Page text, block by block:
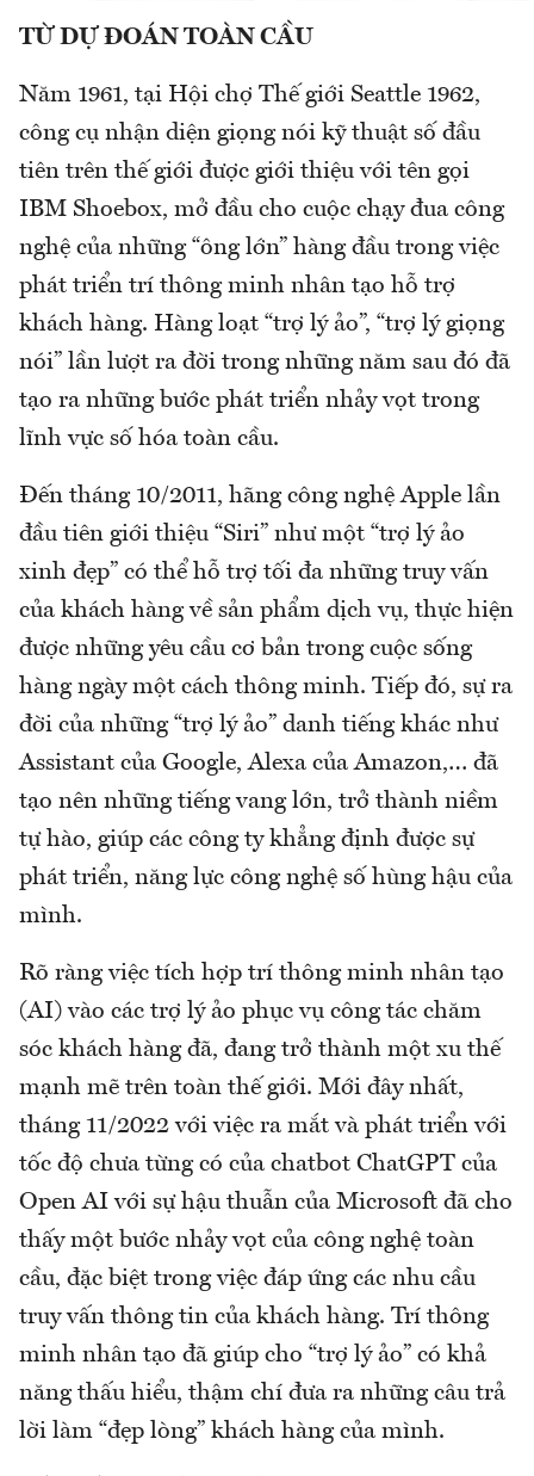
TỪ DỰ ĐOÁN TOÀN CẦU
Năm 1961, tại Hội chợ Thế giới Seattle 1962,
công cụ nhận diện giọng nói kỹ thuật số đầu
tiên trên thế giới được giới thiệu với tên gọi
IBM Shoebox, mở đầu cho cuộc chạy đua công
nghệ của những “ông lớn” hàng đầu trong việc
phát triển trí thông minh nhân tạo hỗ trợ
khách hàng. Hàng loạt “trợ lý ảo”, “trợ lý giọng
nói” lần lượt ra đời trong những năm sau đó đã
tạo ra những bước phát triển nhảy vọt trong
lĩnh vực số hóa toàn cầu.
Đến tháng 10/2011, hãng công nghệ Apple lần
đầu tiên giới thiệu “Siri” như một “trợ lý ảo
xinh đẹp” có thể hỗ trợ tối đa những truy vấn
của khách hàng về sản phẩm dịch vụ, thực hiện
được những yêu cầu cơ bản trong cuộc sống
hàng ngày một cách thông minh. Tiếp đó, sự ra
đời của những “trợ lý ảo” danh tiếng khác như
Assistant của Google, Alexa của Amazon,… đã
tạo nên những tiếng vang lớn, trở thành niềm
tự hào, giúp các công ty khẳng định được sự
phát triển, năng lực công nghệ số hùng hậu của
mình.
Rõ ràng việc tích hợp trí thông minh nhân tạo
(AI) vào các trợ lý ảo phục vụ công tác chăm
sóc khách hàng đã, đang trở thành một xu thế
mạnh mẽ trên toàn thế giới. Mới đây nhất,
tháng 11/2022 với việc ra mắt và phát triển với
tốc độ chưa từng có của chatbot ChatGPT của
Open AI với sự hậu thuẫn của Microsoft đã cho
thấy một bước nhảy vọt của công nghệ toàn
cầu, đặc biệt trong việc đáp ứng các nhu cầu
truy vấn thông tin của khách hàng. Trí thông
minh nhân tạo đã giúp cho “trợ lý ảo” có khả
năng thấu hiểu, thậm chí đưa ra những câu trả
lời làm “đẹp lòng” khách hàng của mình.